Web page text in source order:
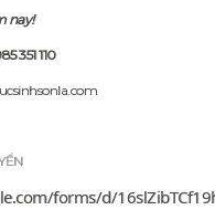
nay!
351 110
forms/d/